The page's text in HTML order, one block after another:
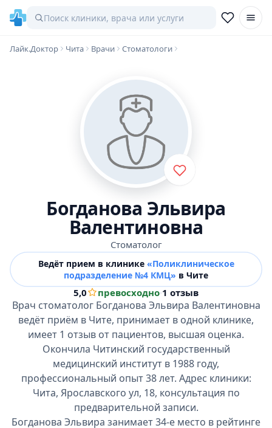
Лайк.Доктор Чита Врачи Стоматологи
Богданова Эльвира
Валентиновна
Стоматолог
Ведёт прием в клинике «Поликлиническое
подразделение №4 КМЦ» в Чите
5,0 превосходно·1 отзыв
Врач стоматолог Богданова Эльвира Валентиновна
ведёт приём в Чите, принимает в одной клинике,
имеет 1 отзыв от пациентов, высшая оценка.
Окончила Читинский государственный
медицинский институт в 1988 году,
профессиональный опыт 38 лет. Адрес клиники:
Чита, Ярославского ул, 18, консультация по
предварительной записи.
Богданова Эльвира занимает 34-е место в рейтинге